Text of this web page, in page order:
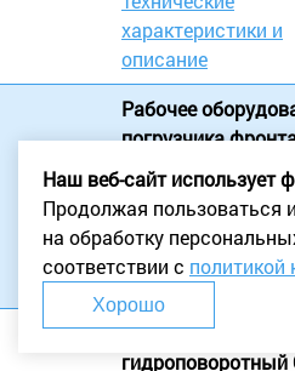
характеристики и
описание
Рабочее
погрузчика
МТЗ-320
Технические
характеристики и
описание
Отвал
гидроповоротный
Наш веб-сайт использует
Продолжая пользоваться
на обработку
соответствии с политикой
Хорошо